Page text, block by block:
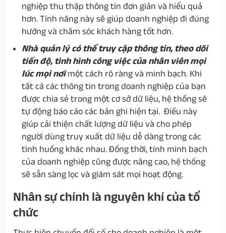
nghiệp thu thập thông tin đơn giản và hiểu quả
hơn. Tính năng này sẽ giúp doanh nghiệp đi đúng
hướng và chăm sóc khách hàng tốt hơn.
Nhà quản lý có thể truy cập thông tin, theo dõi
tiến độ, tình hình công việc của nhân viên mọi
lúc mọi nơimột cách rõ ràng và minh bạch. Khi
tất cả các thông tin trong doanh nghiệp của bạn
được chia sẻ trong một cơ sở dữ liệu, hệ thống sẽ
tự động báo cáo các bản ghi hiện tại. Điều này
giúp cải thiện chất lượng dữ liệu và cho phép
người dùng truy xuất dữ liệu dễ dàng trong các
tình huống khác nhau. Đồng thời, tính minh bạch
của doanh nghiệp cũng được nâng cao, hệ thống
sẽ sẵn sàng lọc và giám sát mọi hoạt động.
Nhân sự chính là nguyên khí của tổ
chức